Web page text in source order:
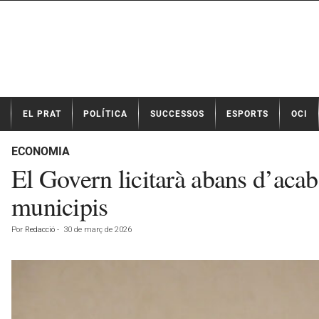
t
EL PRAT POLÍTICA SUCCESSOS ESPORTS OCI
ECONOMIA
El Govern licitarà abans
municipis
Por Redacció - 30 de març de 2026